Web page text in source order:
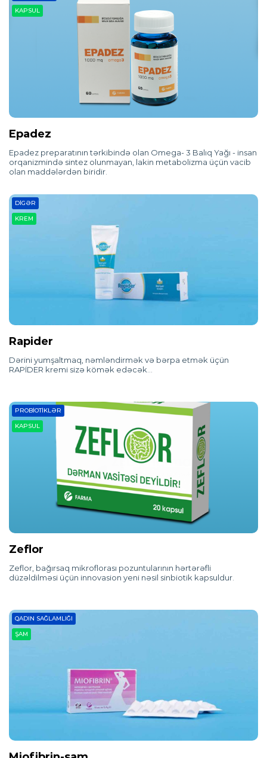
KAPSUL
Epadez
Epadez preparatının tərkibində olan Omega- 3 Balıq Yağı - insan
orqanizmində sintez olunmayan, lakin metabolizma üçün vacib
olan maddələrdən biridir.
DIGƏR
KREM
Rapider
Dərini yumşaltmaq, nəmləndirmək və bərpa etmək üçün
RAPİDER kremi sizə kömək edəcək…
PROBIOTIKLƏR
KAPSUL
Zeflor
Zeflor, bağırsaq mikroflorası pozuntularının hərtərəfli
düzəldilməsi üçün innovasion yeni nəsil sinbiotik kapsuldur.
QADIN SAĞLAMLIĞI
ŞAM